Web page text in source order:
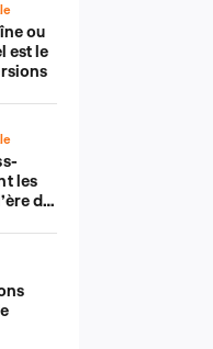
ou
est le
les
du